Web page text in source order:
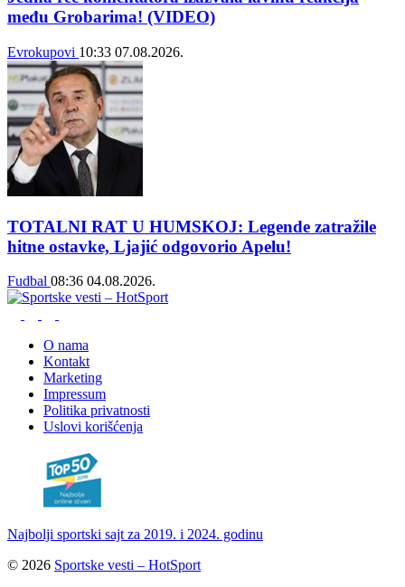
među Grobarima! (VIDEO)
Evrokupovi 10:33 07.08.2026.
TOTALNI RAT U HUMSKOJ: Legende zatražile
hitne ostavke, Ljajić odgovorio Apelu!
Fudbal 08:36 04.08.2026.
O nama
Kontakt
Marketing
Impressum
Politika privatnosti
Uslovi korišćenja
Najbolji sportski sajt za 2019. i 2024. godinu
© 2026 Sportske vesti – HotSport